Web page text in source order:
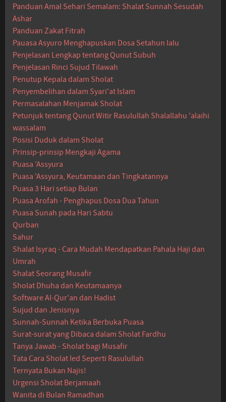
Panduan Amal Sehari Semalam: Shalat Sunnah Sesudah
Ashar
Panduan Zakat Fitrah
Pauasa Asyuro Menghapuskan Dosa Setahun lalu
Penjelasan Lengkap tentang Qunut Subuh
Penjelasan Rinci Sujud Tilawah
Penutup Kepala dalam Sholat
Penyembelihan dalam Syari'at Islam
Permasalahan Menjamak Sholat
Petunjuk tentang Qunut Witir Rasulullah Shalallahu 'alaihi
wassalam
Posisi Duduk dalam Sholat
Prinsip-prinsip Mengkaji Agama
Puasa 'Assyura
Puasa 'Assyura, Keutamaan dan Tingkatannya
Puasa 3 Hari setiap Bulan
Puasa Arofah - Penghapus Dosa Dua Tahun
Puasa Sunah pada Hari Sabtu
Qurban
Sahur
Shalat Isyraq - Cara Mudah Mendapatkan Pahala Haji dan
Umrah
Shalat Seorang Musafir
Sholat Dhuha dan Keutamaanya
Software Al-Qur'an dan Hadist
Sujud dan Jenisnya
Sunnah-Sunnah Ketika Berbuka Puasa
Surat-surat yang Dibaca dalam Sholat Fardhu
Tanya Jawab - Sholat bagi Musafir
Tata Cara Sholat Ied Seperti Rasulullah
Ternyata Bukan Najis!
Urgensi Sholat Berjamaah
Wanita di Bulan Ramadhan